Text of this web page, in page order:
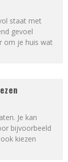
staat met
gevoel
om je huis wat
Je kan
bijvoorbeeld
kiezen